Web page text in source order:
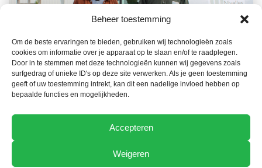
Beheer toestemming
Om de beste ervaringen te bieden, gebruiken wij technologieën zoals
cookies om informatie over je apparaat op te slaan en/of te raadplegen.
Door in te stemmen met deze technologieën kunnen wij gegevens zoals
surfgedrag of unieke ID's op deze site verwerken. Als je geen toestemming
geeft of uw toestemming intrekt, kan dit een nadelige invloed hebben op
bepaalde functies en mogelijkheden.
Accepteren
Weigeren
ADMINISTRATIONS PUBLIQUES
La commune de Nivelles opte résolument pour
la fauche avec aspiration